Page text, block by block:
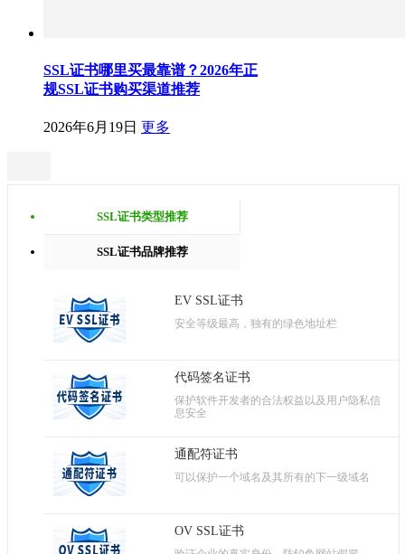
SSL证书哪里买最靠谱？2026年正
规SSL证书购买渠道推荐
2026年6月19日 更多
SSL证书类型推荐
SSL证书品牌推荐
EV SSL证书
安全等级最高，独有的绿色地址栏
代码签名证书
保护软件开发者的合法权益以及用户隐私信
息安全
通配符证书
可以保护一个域名及其所有的下一级域名
OV SSL证书